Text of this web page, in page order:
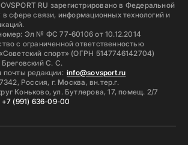
RU зарегистрировано в Федеральной
сфере связи, информационных технологий и
Эл № ФС 77-60106 от 10.12.2014
с ограниченной ответственностью
спорт» (ОГРН 5147746142704)
С. С.
почты редакции: info@sovsport.ru
Россия, г. Москва, вн.тер.г.
Коньково, ул. Бутлерова, 17, помещ. 2/7
+7 (991) 636-09-00